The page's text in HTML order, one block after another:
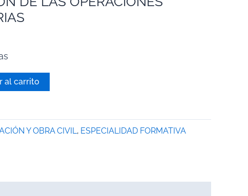
al carrito
Y OBRA CIVIL , ESPECIALIDAD FORMATIVA